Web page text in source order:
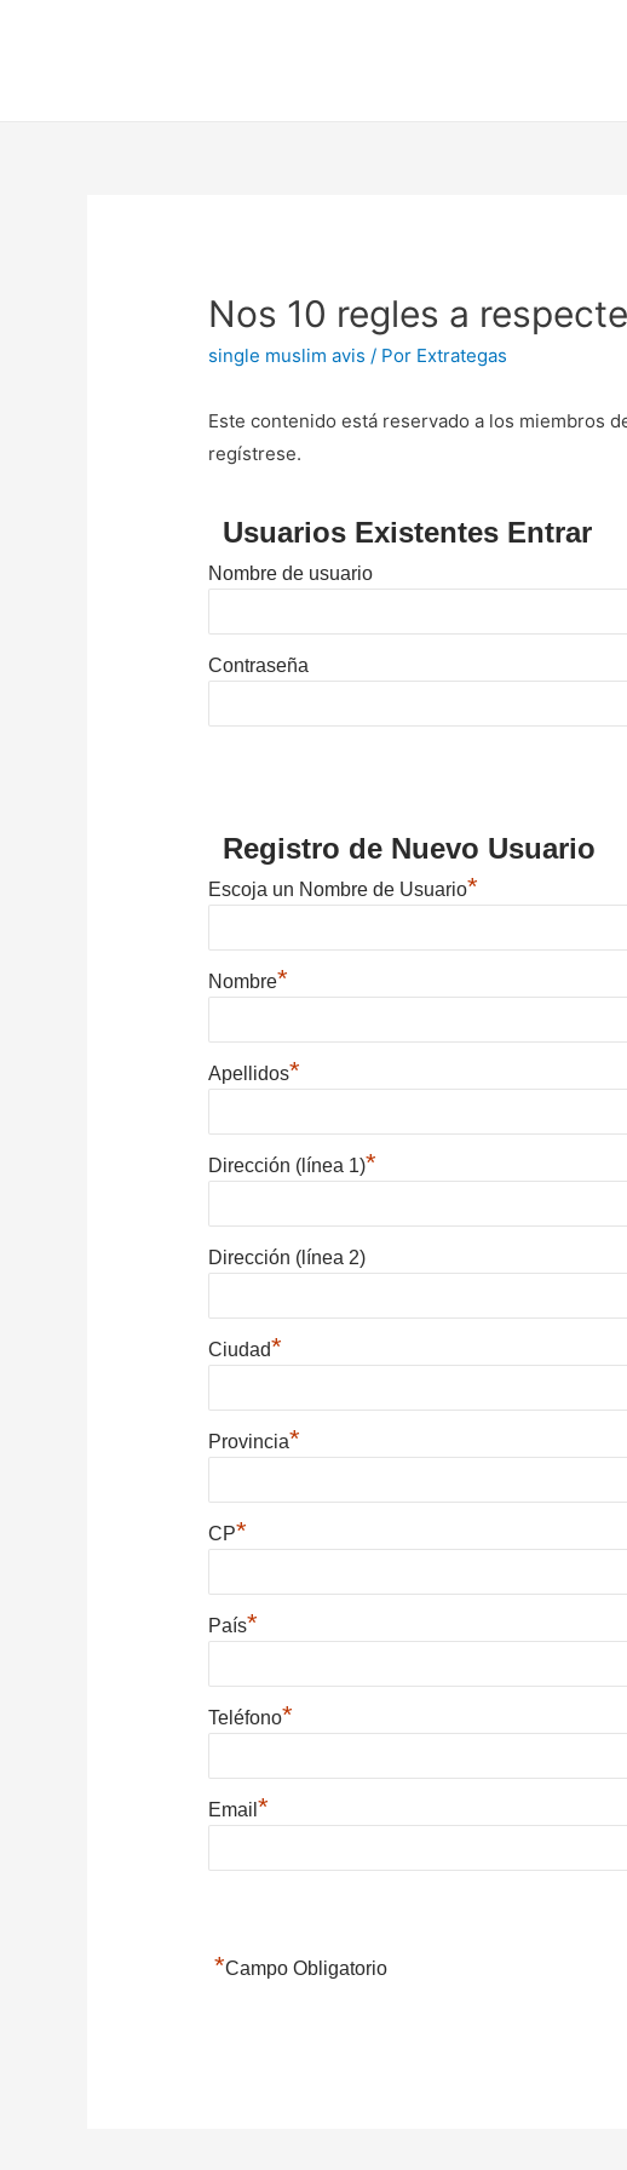
Nos 10 regles a
single muslim avis / Por Extrategas
Este contenido está reservado a los miembros
regístrese.
Usuarios Existentes Entrar
Nombre de usuario
Contraseña
Registro de Nuevo Usuario
Escoja un Nombre de Usuario*
Nombre*
Apellidos*
Dirección (línea 1)*
Dirección (línea 2)
Ciudad*
Provincia*
CP*
País*
Teléfono*
Email*
*Campo Obligatorio